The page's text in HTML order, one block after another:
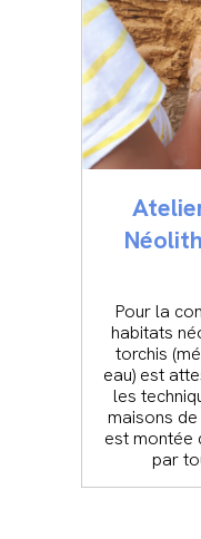
Pour la
habitats
torchis
eau) est
les
maisons
est montée
par